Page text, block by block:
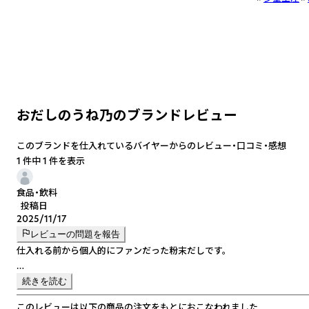
おだしのうね乃のブランドレビュー
このブランドを仕入れているバイヤーからのレビュー・口コミ・感想
1 件中 1 件を表示
食品・飲料
投稿日
2025/11/17
レビューの問題を報告
仕入れる前から個人的にファンだった粉末だしです。
便利で美味しいです！
続きを読む